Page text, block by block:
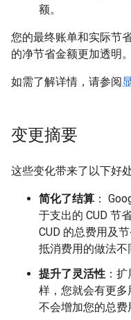
额。
您的最终账单和实际节
的净节省金额更加透明。
如需了解详情，请参阅
变更摘要
这些变化带来了以下好处
简化了结算 ：
于支出的 CUD 节
CUD 的总费用及
抵消费用的做法不
提升了灵活性 ：
样，您就会有更
不会增加您的总费